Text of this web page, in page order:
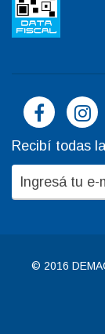
Recibí todas
© 2016